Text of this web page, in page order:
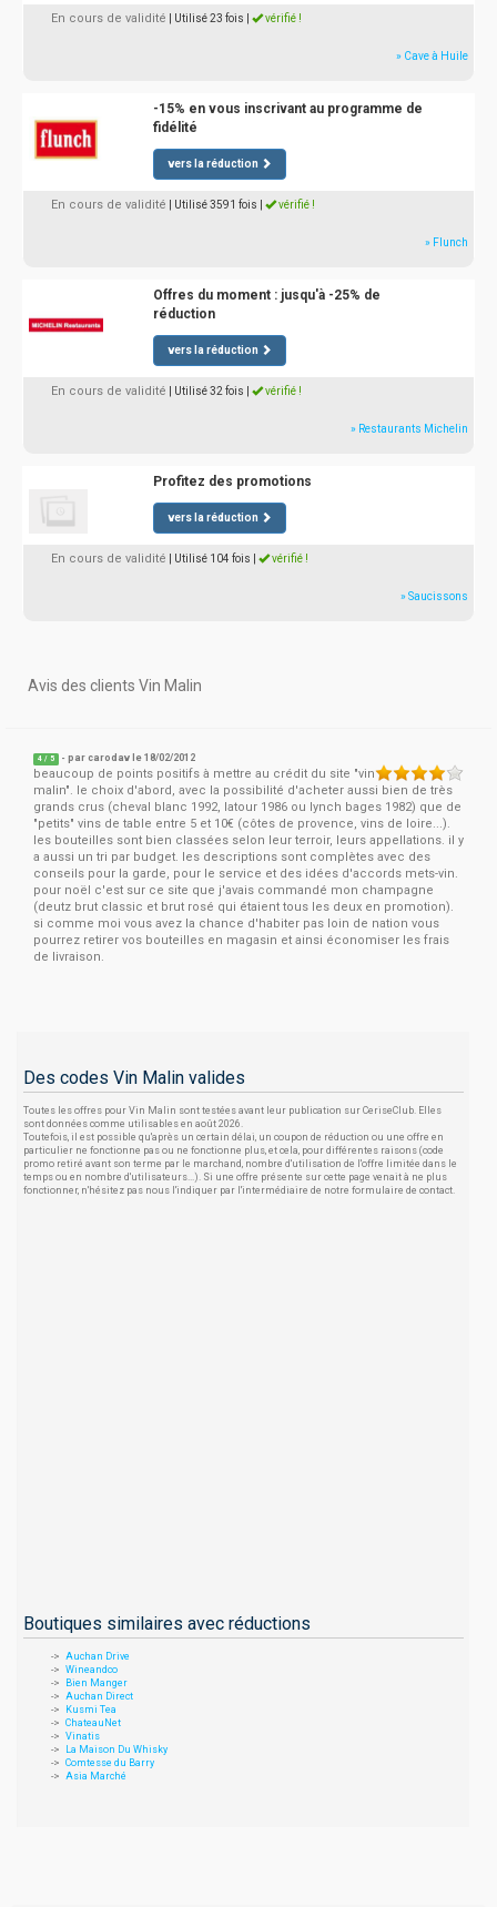
En cours de validité | Utilisé 23 fois vérifié !
» Cave à Huile
-15% en vous inscrivant au programme de
fidélité
vers la réduction
En cours de validité | Utilisé 3591 fois vérifié !
» Flunch
Offres du moment : jusqu'à -25% de
réduction
vers la réduction
En cours de validité | Utilisé 32 fois vérifié !
» Restaurants Michelin
Profitez des promotions
vers la réduction
En cours de validité | Utilisé 104 fois vérifié !
» Saucissons
Avis des clients Vin Malin
4 / 5 - parcarodav le 18/02/2012
beaucoup de points positifs à mettre au crédit du site "vin
malin". le choix d'abord, avec la possibilité d'acheter aussi bien de très
grands crus (cheval blanc 1992, latour 1986 ou lynch bages 1982) que de
"petits" vins de table entre 5 et 10€ (côtes de provence, vins de loire...).
les bouteilles sont bien classées selon leur terroir, leurs appellations. il y
a aussi un tri par budget. les descriptions sont complètes avec des
conseils pour la garde, pour le service et des idées d'accords mets-vin.
pour noël c'est sur ce site que j'avais commandé mon champagne
(deutz brut classic et brut rosé qui étaient tous les deux en promotion).
si comme moi vous avez la chance d'habiter pas loin de nation vous
pourrez retirer vos bouteilles en magasin et ainsi économiser les frais
de livraison.
Des codes Vin Malin valides
Toutes les offres pour Vin Malin sont testées avant leur publication sur CeriseClub. Elles
sont données comme utilisables en août 2026.
Toutefois, il est possible qu'après un certain délai, un coupon de réduction ou une offre en
particulier ne fonctionne pas ou ne fonctionne plus, et cela, pour différentes raisons (code
promo retiré avant son terme par le marchand, nombre d'utilisation de l'offre limitée dans le
temps ou en nombre d'utilisateurs...). Si une offre présente sur cette page venait à ne plus
fonctionner, n'hésitez pas nous l'indiquer par l'intermédiaire de notre formulaire de contact.
Boutiques similaires avec réductions
Auchan Drive
Wineandco
Bien Manger
Auchan Direct
Kusmi Tea
ChateauNet
Vinatis
La Maison Du Whisky
Comtesse du Barry
Asia Marché